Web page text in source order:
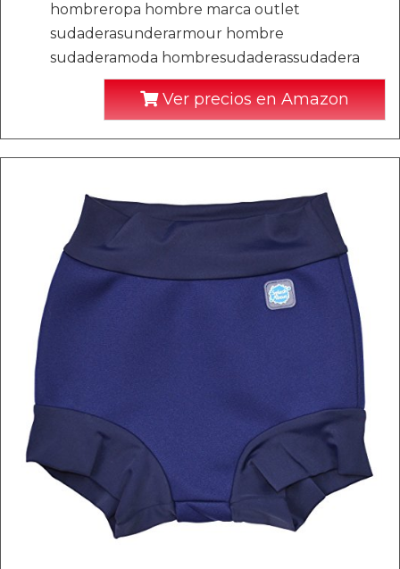
hombreropa hombre marca outlet
sudaderasunderarmour hombre
sudaderamoda hombresudaderassudadera
Ver precios en Amazon